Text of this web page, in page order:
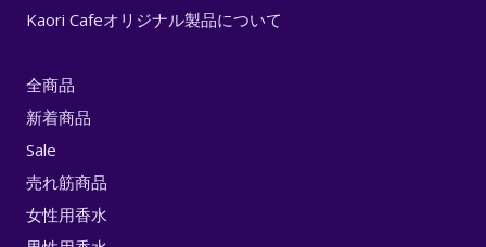
Kaori Cafeオリジナル製品について
全商品
新着商品
Sale
売れ筋商品
女性用香水